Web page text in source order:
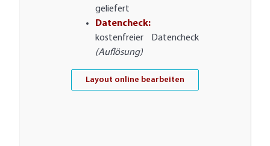
geliefert
Datencheck:
kostenfreier Datencheck
(Auflösung)
Layout online bearbeiten